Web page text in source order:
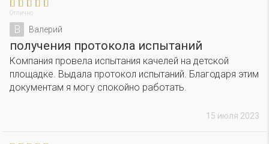
Отлично
В Валерий
получения протокола испытаний
Компания провела испытания качелей на детской
площадке. Выдала протокол испытаний. Благодаря этим
документам я могу спокойно работать.
15 июля 2023